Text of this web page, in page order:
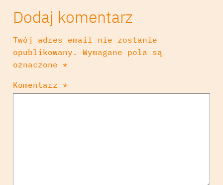
Dodaj komentarz
Twój adres email nie zostanie
opublikowany.
Wymagane pola są
oznaczone *
Komentarz *